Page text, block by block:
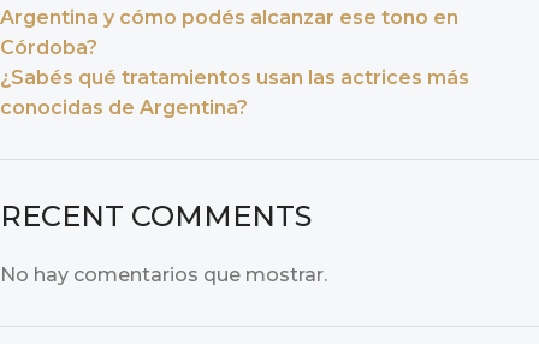
Argentina y cómo podés alcanzar ese tono en
Córdoba?
¿Sabés qué tratamientos usan las actrices más
conocidas de Argentina?
RECENT COMMENTS
No hay comentarios que mostrar.